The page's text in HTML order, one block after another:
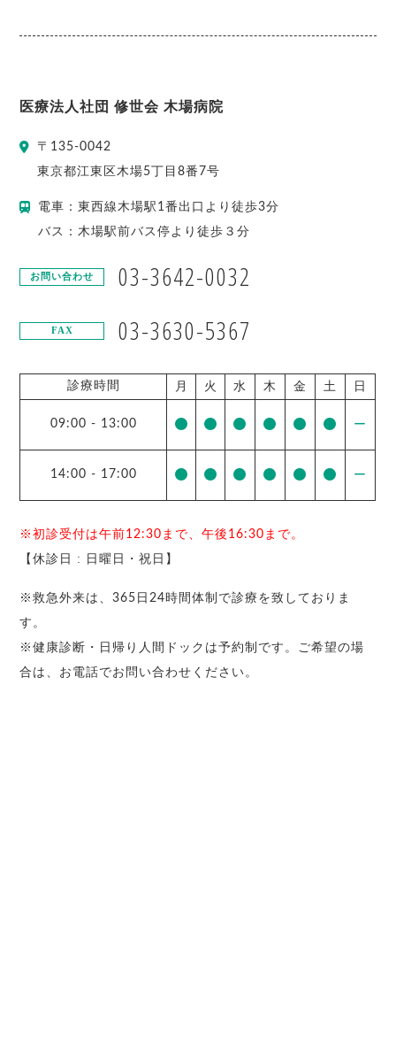
医療法人社団 修世会 木場病院
〒 135-0042
東京都江東区木場5丁目8番7号
電車：東西線木場駅1番出口より徒歩3分
バス：木場駅前バス停より徒歩３分
お問い合わせ 03-3642-0032
FAX 03-3630-5367
診療時間 月 火 水 木 金 土 日
09:00 - 13:00 ー
14:00 - 17:00 ー
※初診受付は午前12:30まで、午後16:30まで。
【休診日 : 日曜日・祝日】
※救急外来は、365日24時間体制で診療を致しておりま
す。
※健康診断・日帰り人間ドックは予約制です。ご希望の場
合は、お電話でお問い合わせください。